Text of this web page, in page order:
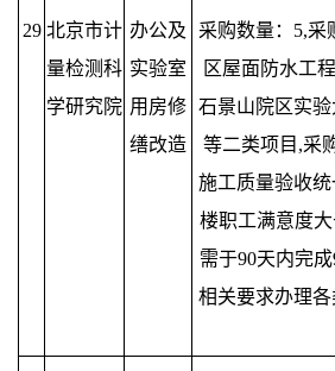
29 北京市计
量检测科
学研究院
办公及
实验室
用房修
缮改造
采购数量：5,采
区屋面防水工
石景山院区实
等二类项目,采
施工质量验收
楼职工满意度
需于90天内完
相关要求办理